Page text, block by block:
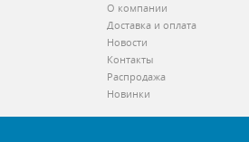
О компании
Доставка и оплата
Новости
Контакты
Распродажа
Новинки